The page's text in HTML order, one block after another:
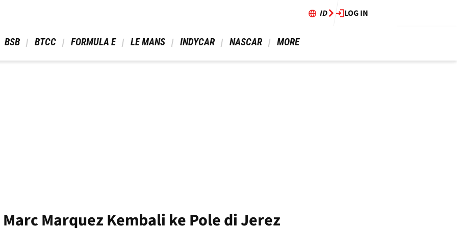
ID LOG IN
BSB BTCC FORMULA E LE MANS INDYCAR NASCAR MORE
Marquez Kembali ke Pole di Jerez